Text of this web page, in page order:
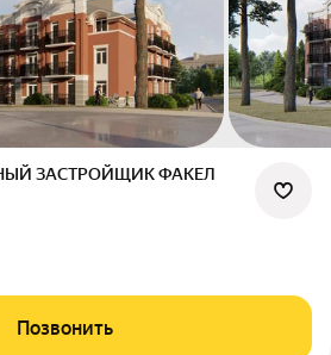
ЗАСТРОЙЩИК ФАКЕЛ
Позвонить